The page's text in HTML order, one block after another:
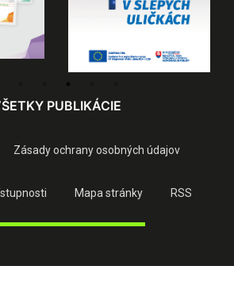
PUBLIKÁCIE
Zásady ochrany osobných údajov
Mapa stránky RSS